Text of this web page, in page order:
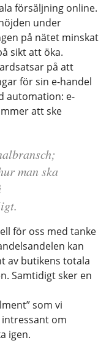
försäljning online.
under
på nätet minskat
sikt att öka.
på att
för sin e-handel
automation: e-
att ske
man ska
för oss med tanke
kan
av butikens totala
Samtidigt sker en
som vi
om
igen.